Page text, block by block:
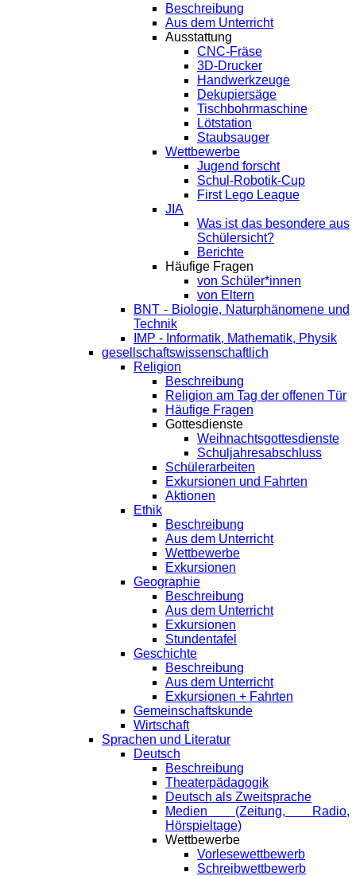
Beschreibung
Aus dem Unterricht
Ausstattung
CNC-Fräse
3D-Drucker
Handwerkzeuge
Dekupiersäge
Tischbohrmaschine
Lötstation
Staubsauger
Wettbewerbe
Jugend forscht
Schul-Robotik-Cup
First Lego League
JIA
Was ist das besondere aus
Schülersicht?
Berichte
Häufige Fragen
von Schüler*innen
von Eltern
BNT - Biologie, Naturphänomene und
Technik
IMP - Informatik, Mathematik, Physik
gesellschaftswissenschaftlich
Religion
Beschreibung
Religion am Tag der offenen Tür
Häufige Fragen
Gottesdienste
Weihnachtsgottesdienste
Schuljahresabschluss
Schülerarbeiten
Exkursionen und Fahrten
Aktionen
Ethik
Beschreibung
Aus dem Unterricht
Wettbewerbe
Exkursionen
Geographie
Beschreibung
Aus dem Unterricht
Exkursionen
Stundentafel
Geschichte
Beschreibung
Aus dem Unterricht
Exkursionen + Fahrten
Gemeinschaftskunde
Wirtschaft
Sprachen und Literatur
Deutsch
Beschreibung
Theaterpädagogik
Deutsch als Zweitsprache
Medien (Zeitung, Radio,
Hörspieltage)
Wettbewerbe
Vorlesewettbewerb
Schreibwettbewerb